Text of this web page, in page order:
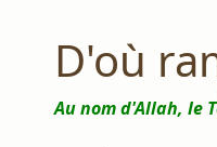
D'où
Au nom d'Allah, le